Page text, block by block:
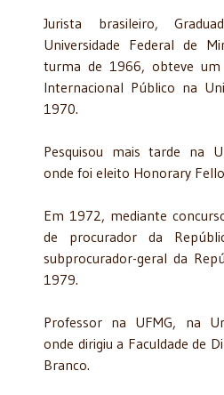
Jurista brasileiro,
Universidade Federal de
turma de 1966, obteve
Internacional Público na
1970.
Pesquisou mais tarde na
onde foi eleito Honorary
Em 1972, mediante
de procurador da
subprocurador-geral da
1979.
Professor na UFMG, na
onde dirigiu a Faculdade de
Branco.